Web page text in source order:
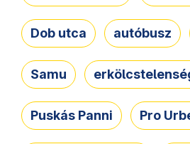
Dob utca autóbusz
Samu
Puskás Panni Pro